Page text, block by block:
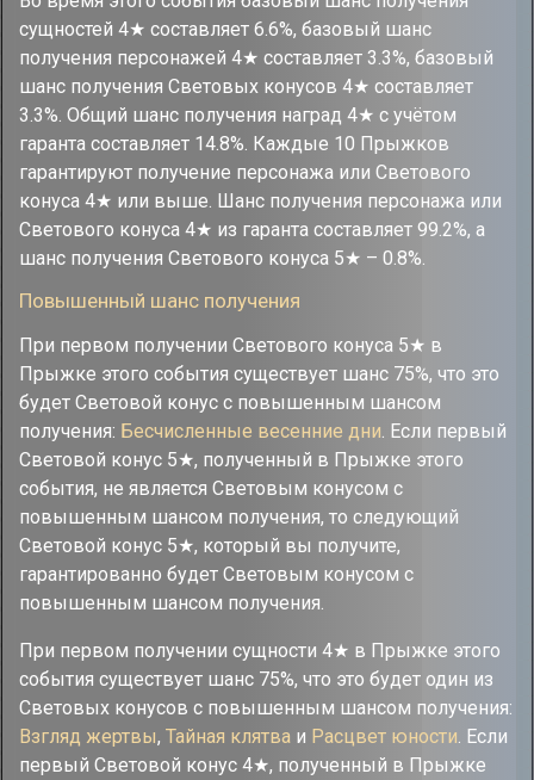
сущностей 4★ составляет 6.6%, базовый шанс
получения персонажей 4★ составляет 3.3%, базовый
шанс получения Световых конусов 4★ составляет
3.3%. Общий шанс получения наград 4★ с учётом
гаранта составляет 14.8%. Каждые 10 Прыжков
гарантируют получение персонажа или Светового
конуса 4★ или выше. Шанс получения персонажа или
Светового конуса 4★ из гаранта составляет 99.2%, а
шанс получения Светового конуса 5★ – 0.8%.
Повышенный шанс получения
При первом получении Светового конуса 5★ в
Прыжке этого события существует шанс 75%, что это
будет Световой конус с повышенным шансом
получения: Бесчисленные весенние дни. Если первый
Световой конус 5★, полученный в Прыжке этого
события, не является Световым конусом с
повышенным шансом получения, то следующий
Световой конус 5★, который вы получите,
гарантированно будет Световым конусом с
повышенным шансом получения.
При первом получении сущности 4★ в Прыжке этого
события существует шанс 75%, что это будет один из
Световых конусов с повышенным шансом получения:
Взгляд жертвы, Тайная клятва и Расцвет юности. Если
первый Световой конус 4★, полученный в Прыжке